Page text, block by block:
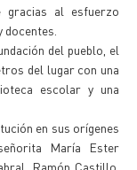
gracias al esfuerzo
docentes.
del pueblo, el
del lugar con una
escolar y una
en sus orígenes
María Ester
Ramón Castillo,